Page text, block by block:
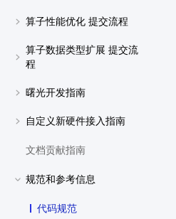
算子性能优化 提交流程
算子数据类型扩展 提交流
程
曙光开发指南
自定义新硬件接入指南
文档贡献指南
规范和参考信息
代码规范